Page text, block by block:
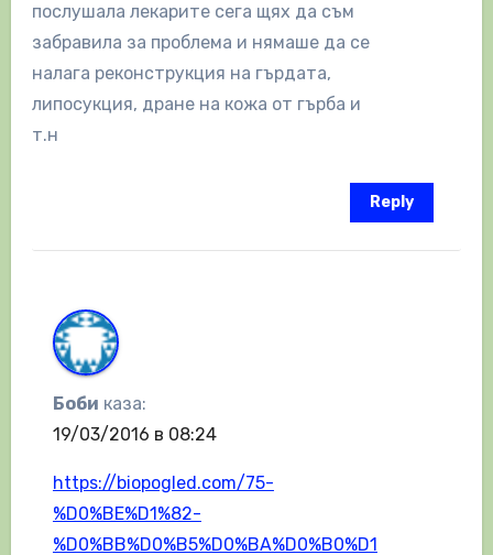
послушала лекарите сега щях да съм
забравила за проблема и нямаше да се
налага реконструкция на гърдата,
липосукция, дране на кожа от гърба и
т.н
Reply
Боби каза:
19/03/2016 в 08:24
https://biopogled.com/75-
%D0%BE%D1%82-
%D0%BB%D0%B5%D0%BA%D0%B0%D1